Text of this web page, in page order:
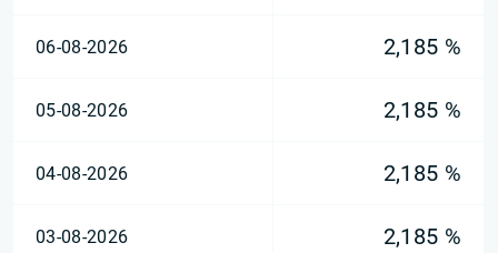
06-08-2026 2,185 %
05-08-2026 2,185 %
04-08-2026 2,185 %
03-08-2026 2,185 %